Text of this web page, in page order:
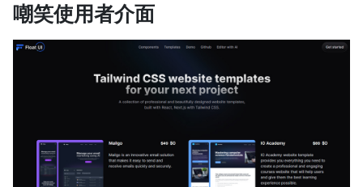
嘲笑使用者介面